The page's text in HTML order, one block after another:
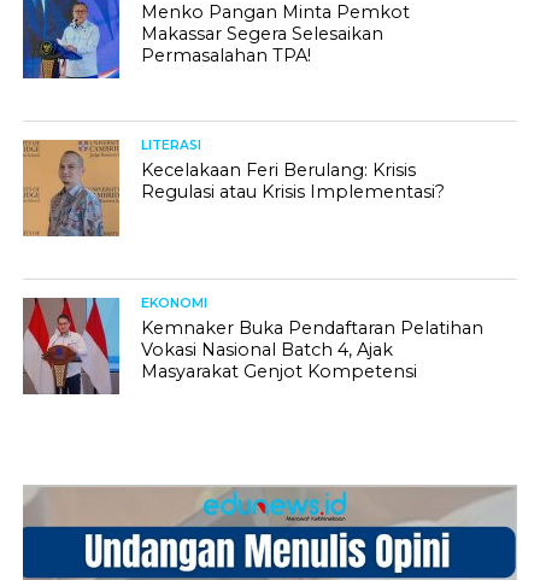
Menko Pangan Minta Pemkot
Makassar Segera Selesaikan
Permasalahan TPA!
LITERASI
Kecelakaan Feri Berulang: Krisis
Regulasi atau Krisis Implementasi?
EKONOMI
Kemnaker Buka Pendaftaran Pelatihan
Vokasi Nasional Batch 4, Ajak
Masyarakat Genjot Kompetensi